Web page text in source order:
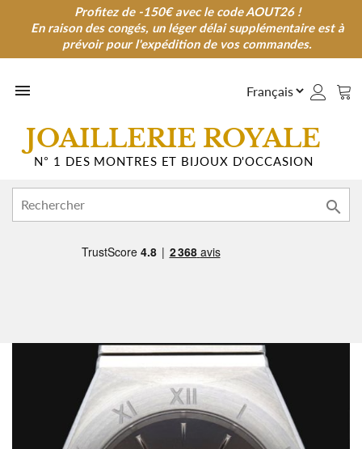
Profitez de -150€ avec le code AOUT26 !
En raison des congés, un léger délai supplémentaire est à
prévoir pour l'expédition de vos commandes.
Profitez de -150€ avec le code AOUT26 !
En raison des congés, un léger délai supplémentaire est à
prévoir pour l'expédition de vos commandes.

JOAILLERIE ROYALE
N° 1 DES MONTRES ET BIJOUX D'OCCASION
